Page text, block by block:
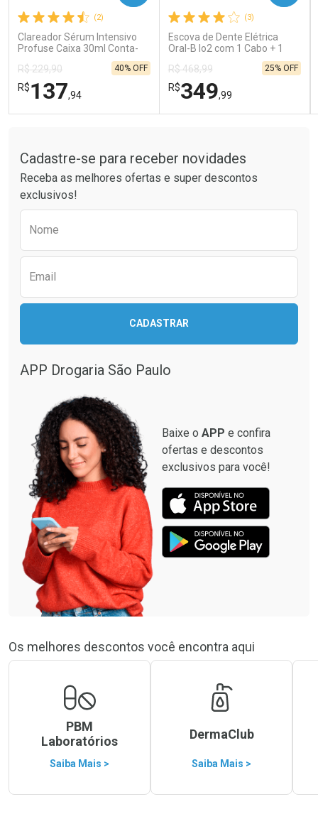
Comprar sem Desconto
Por R$ 121,90/cada
Comprar sem Desconto
Por R$ 121,90/cada
Comprar sem Desconto
Por R$ 26,99/cada
Comprar sem Desconto
Por R$ 26,99/cada
(2)
Clareador Sérum Intensivo
Profuse Caixa 30ml Conta-
R$ 229,90
R$137,94
40% OFF
Laboratório
Comprar sem Desconto
Por Menos
Comprar sem Desconto
(3)
Escova de Dente Elétrica
Oral-B Io2 com 1 Cabo + 1
R$ 468,99
R$349,99
25% OFF
Laboratório
Comprar sem Desconto
Por Menos
Comprar sem Desconto
Cadastre-se para receber novidades
Receba as melhores ofertas e super descontos
exclusivos!
Nome
Email
CADASTRAR
APP Drogaria São Paulo
Baixe o APP e confira
ofertas e descontos
exclusivos para você!
Os melhores descontos você encontra aqui
PBM
Laboratórios
Saiba Mais >
DermaClub
Saiba Mais >